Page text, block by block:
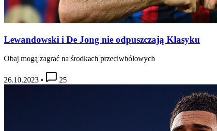
Lewandowski i De Jong nie odpuszczają Klasyku
Obaj mogą zagrać na środkach przeciwbólowych
26.10.2023 • 25